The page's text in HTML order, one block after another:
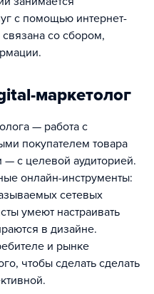
с помощью интернет-
связана со сбором,
маркетолог
— работа с
покупателем товара
с целевой аудиторией.
онлайн-инструменты:
сетевых
умеют настраивать
в дизайне.
и рынке
чтобы сделать сделать